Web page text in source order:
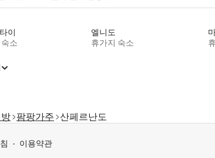
이
소
엘니도
휴가지 숙소
팜팡가주 산페르난도
이용약관